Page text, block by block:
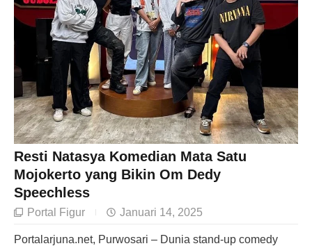
Resti Natasya Komedian Mata Satu
Mojokerto yang Bikin Om Dedy
Speechless
Portal Figur Januari 14, 2025
Portalarjuna.net, Purwosari – Dunia stand-up comedy